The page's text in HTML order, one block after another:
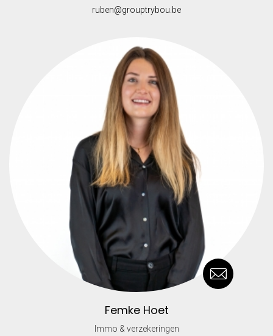
ruben@grouptrybou.be
Femke Hoet
Immo & verzekeringen